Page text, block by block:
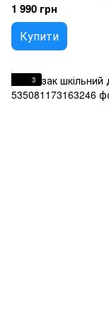
1 990 грн
Купити
3